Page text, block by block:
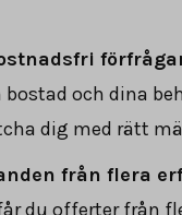
bostad och dina
dig med rätt
från flera
du offerter från